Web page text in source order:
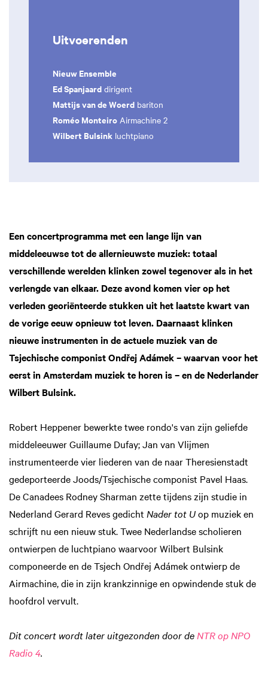
Uitvoerenden
Nieuw Ensemble
Ed Spanjaard dirigent
Mattijs van de Woerd bariton
Roméo Monteiro Airmachine 2
Wilbert Bulsink luchtpiano
Een concertprogramma met een lange lijn van
middeleeuwse tot de allernieuwste muziek: totaal
verschillende werelden klinken zowel tegenover als in het
verlengde van elkaar. Deze avond komen vier op het
verleden georiënteerde stukken uit het laatste kwart van
de vorige eeuw opnieuw tot leven. Daarnaast klinken
nieuwe instrumenten in de actuele muziek van de
Tsjechische componist Ondřej Adámek – waarvan voor het
eerst in Amsterdam muziek te horen is – en de Nederlander
Wilbert Bulsink.
Robert Heppener bewerkte twee rondo's van zijn geliefde
middeleeuwer Guillaume Dufay; Jan van Vlijmen
instrumenteerde vier liederen van de naar Theresienstadt
gedeporteerde Joods/Tsjechische componist Pavel Haas.
De Canadees Rodney Sharman zette tijdens zijn studie in
Nederland Gerard Reves gedicht Nader tot Uop muziek en
schrijft nu een nieuw stuk. Twee Nederlandse scholieren
ontwierpen de luchtpiano waarvoor Wilbert Bulsink
componeerde en de Tsjech Ondřej Adámek ontwierp de
Airmachine, die in zijn krankzinnige en opwindende stuk de
hoofdrol vervult.
Dit concert wordt later uitgezonden door de NTR op NPO
Radio 4.